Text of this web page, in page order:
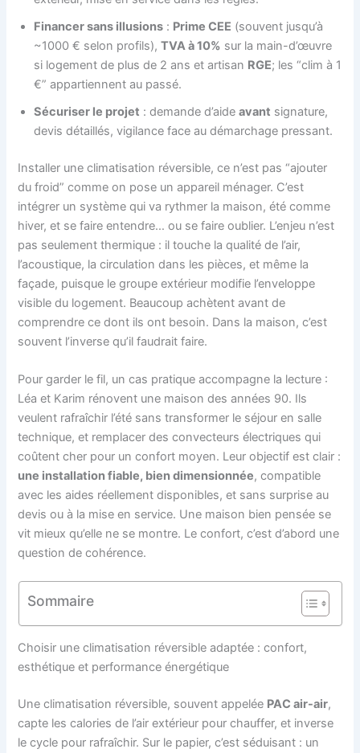
Financer sans illusions : Prime CEE (souvent jusqu’à
~1000 € selon profils),TVA à 10% sur la main-d’œuvre
si logement de plus de 2 ans et artisan RGE; les “clim à 1
€” appartiennent au passé.
Sécuriser le projet : demande d’aideavant signature,
devis détaillés, vigilance face au démarchage pressant.
Installer une climatisation réversible, ce n’est pas “ajouter
du froid” comme on pose un appareil ménager. C’est
intégrer un système qui va rythmer la maison, été comme
hiver, et se faire entendre… ou se faire oublier. L’enjeu n’est
pas seulement thermique : il touche la qualité de l’air,
l’acoustique, la circulation dans les pièces, et même la
façade, puisque le groupe extérieur modifie l’enveloppe
visible du logement. Beaucoup achètent avant de
comprendre ce dont ils ont besoin. Dans la maison, c’est
souvent l’inverse qu’il faudrait faire.
Pour garder le fil, un cas pratique accompagne la lecture :
Léa et Karim rénovent une maison des années 90. Ils
veulent rafraîchir l’été sans transformer le séjour en salle
technique, et remplacer des convecteurs électriques qui
coûtent cher pour un confort moyen. Leur objectif est clair :
une installation fiable, bien dimensionnée, compatible
avec les aides réellement disponibles, et sans surprise au
devis ou à la mise en service. Une maison bien pensée se
vit mieux qu’elle ne se montre. Le confort, c’est d’abord une
question de cohérence.
Sommaire
Choisir une climatisation réversible adaptée : confort,
esthétique et performance énergétique
Une climatisation réversible, souvent appelée PAC air-air,
capte les calories de l’air extérieur pour chauffer, et inverse
le cycle pour rafraîchir. Sur le papier, c’est séduisant : un